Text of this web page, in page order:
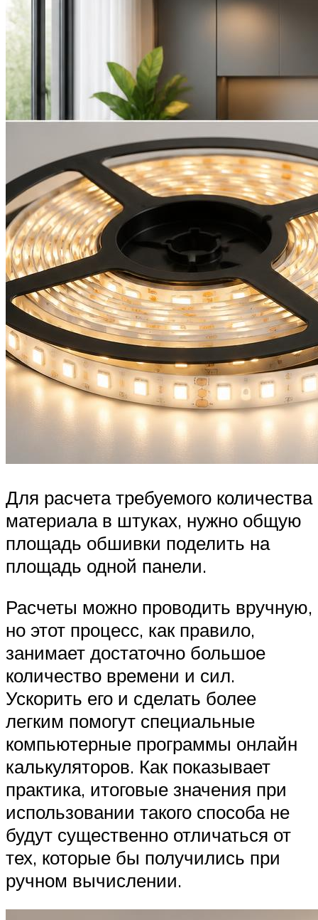
Для расчета требуемого количества
материала в штуках, нужно общую
площадь обшивки поделить на
площадь одной панели.
Расчеты можно проводить вручную,
но этот процесс, как правило,
занимает достаточно большое
количество времени и сил.
Ускорить его и сделать более
легким помогут специальные
компьютерные программы онлайн
калькуляторов. Как показывает
практика, итоговые значения при
использовании такого способа не
будут существенно отличаться от
тех, которые бы получились при
ручном вычислении.